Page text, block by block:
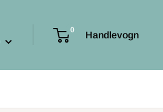
0
Handlevogn